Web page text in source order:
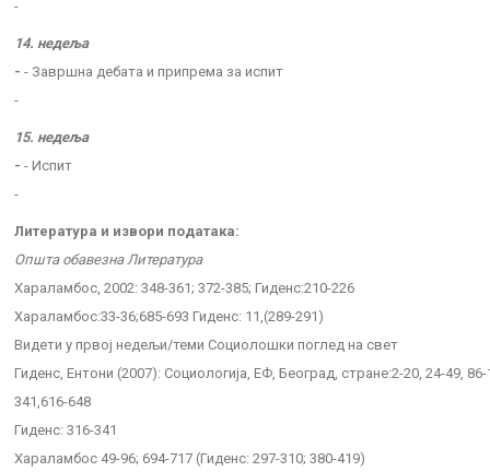
-
14. недеља
- - Завршна дебата и припрема за испит
-
15. недеља
- - Испит
-
Литература и извори података:
Општа обавезна Литература
Хараламбос, 2002: 348-361; 372-385; Гиденс:210-226
Хараламбос:33-36;685-693 Гиденс: 11,(289-291)
Видети у првој недељи/теми Социолошки поглед на свет
Гиденс, Ентони (2007): Социологија, ЕФ, Београд, стране:2-20, 24-49,
341,616-648
Гиденс: 316-341
Хараламбос 49-96; 694-717 (Гиденс: 297-310; 380-419)